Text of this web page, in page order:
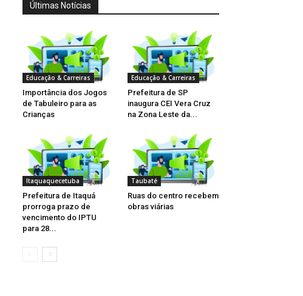
Últimas Notícias
Educação & Carreiras
Importância dos Jogos
de Tabuleiro para as
Crianças
Educação & Carreiras
Prefeitura de SP
inaugura CEI Vera Cruz
na Zona Leste da...
Itaquaquecetuba
Prefeitura de Itaquá
prorroga prazo de
vencimento do IPTU
para 28...
Taubaté
Ruas do centro recebem
obras viárias